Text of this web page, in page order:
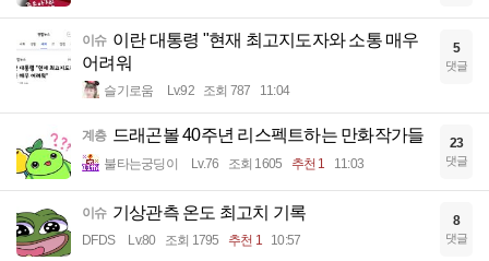
이슈 이란 대통령 "현재 최고지도자와 소통 매우
어려워
슬기로움 Lv.92 조회 787 11:04
5
댓글
계층 드래곤볼 40주년 리스펙트하는 만화작가들
불타는궁딩이 Lv.76 조회 1605 추천 1 11:03
23
댓글
이슈 기상관측 온도 최고치 기록
DFDS Lv.80 조회 1795 추천 1 10:57
8
댓글